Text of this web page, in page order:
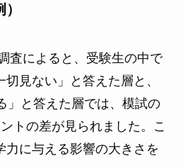
査によると、受験生の中で
切見ない」と答えた層と、
」と答えた層では、模試の
トの差が見られました。こ
力に与える影響の大きさを